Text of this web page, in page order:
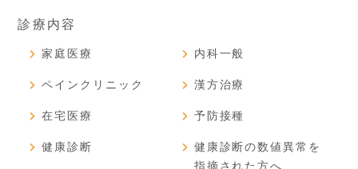
診療内容
家庭医療 内科一般
ペインクリニック 漢方治療
在宅医療 予防接種
健康診断
健康診断の数値異常を
指摘された方へ